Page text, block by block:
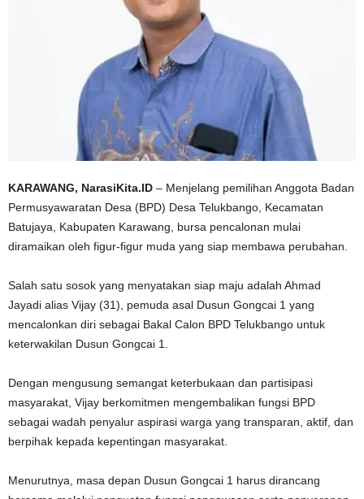
KARAWANG, NarasiKita.ID – Menjelang pemilihan Anggota Badan
Permusyawaratan Desa (BPD) Desa Telukbango, Kecamatan
Batujaya, Kabupaten Karawang, bursa pencalonan mulai
diramaikan oleh figur-figur muda yang siap membawa perubahan.
Salah satu sosok yang menyatakan siap maju adalah Ahmad
Jayadi alias Vijay (31), pemuda asal Dusun Gongcai 1 yang
mencalonkan diri sebagai Bakal Calon BPD Telukbango untuk
keterwakilan Dusun Gongcai 1.
Dengan mengusung semangat keterbukaan dan partisipasi
masyarakat, Vijay berkomitmen mengembalikan fungsi BPD
sebagai wadah penyalur aspirasi warga yang transparan, aktif, dan
berpihak kepada kepentingan masyarakat.
Menurutnya, masa depan Dusun Gongcai 1 harus dirancang